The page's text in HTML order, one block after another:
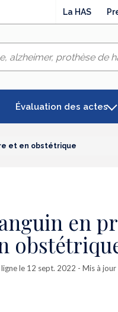
La HAS
Évaluation des actes
et en obstétrique
en
ligne le 12 sept. 2022 - Mis à